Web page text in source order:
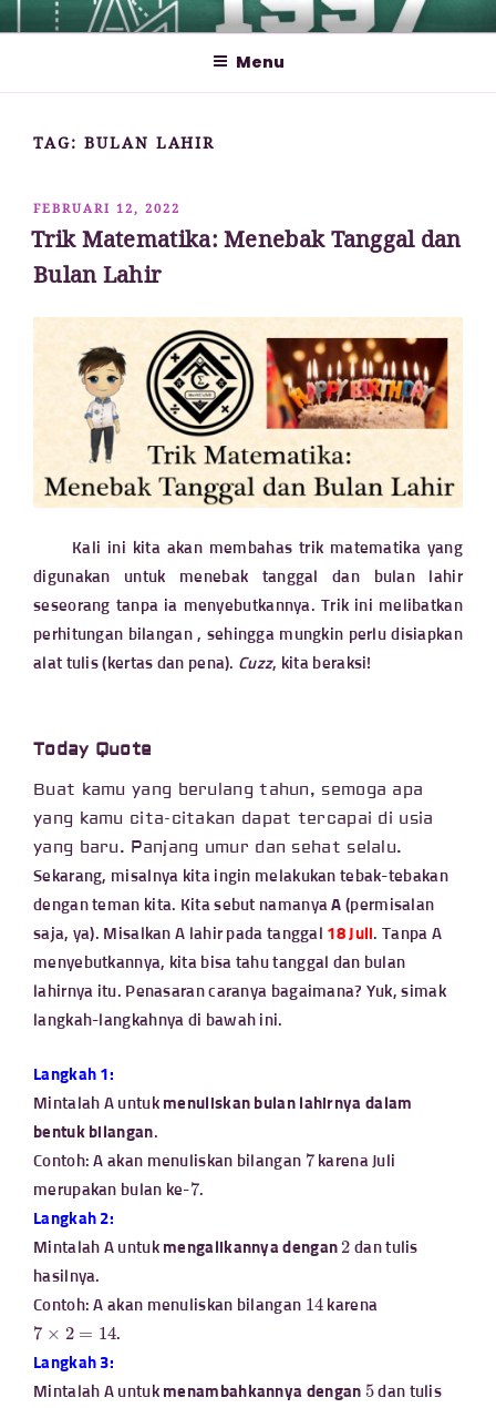
Lompat
ke MATHCYBER1997
God used beautiful mathematics in creating the world – Paul
Menu
TAG: BULAN LAHIR
DIPOSKAN
PADA
FEBRUARI 12, 2022
Trik Matematika: Menebak Tanggal dan
Bulan Lahir
Kali ini kita akan membahas trik matematika yang
digunakan untuk menebak tanggal dan bulan lahir
seseorang tanpa ia menyebutkannya. Trik ini melibatkan
perhitungan bilangan , sehingga mungkin perlu disiapkan
alat tulis (kertas dan pena). Cuzz, kita beraksi!
Today Quote
Buat kamu yang berulang tahun, semoga apa
yang kamu cita-citakan dapat tercapai di usia
yang baru. Panjang umur dan sehat selalu.
Sekarang, misalnya kita ingin melakukan tebak-tebakan
dengan teman kita. Kita sebut namanyaA (permisalan
saja, ya). Misalkan A lahir pada tanggal 18 Juli . Tanpa A
menyebutkannya, kita bisa tahu tanggal dan bulan
lahirnya itu. Penasaran caranya bagaimana? Yuk, simak
langkah-langkahnya di bawah ini.
Langkah 1:
Mintalah A untuk menuliskan bulan lahirnya dalam
bentuk bilangan.
Contoh: A akan menuliskan bilangan 7karena Juli
merupakan bulan ke-7.
Langkah 2:
Mintalah A untuk mengalikannya dengan 2 dan tulis
hasilnya.
Contoh: A akan menuliskan bilangan 14karena
7 2= 14
.
Langkah 3:
Mintalah A untuk menambahkannya dengan 5 dan tulis